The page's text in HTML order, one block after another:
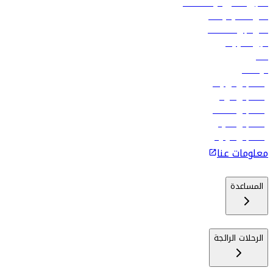
تسجيل الدخول لوكلاء السفر
أدنى أسعار الرحلات
فلاي دبي للعطلات
تأجير السيارات
فنادق
الوظائف
رحلات إلى تبيليسي
رحلات إلى الرياض
رحلات إلى مسقط
رحلات إلى ماليه
رحلات إلى كولومبو
معلومات عنا
المساعدة
الرحلات الرائجة